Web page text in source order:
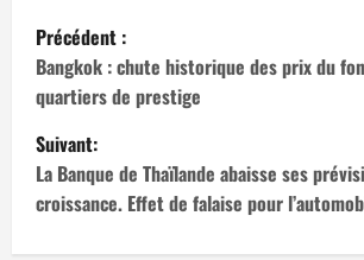
N
a
v
i
g
Précédent :
Bangkok : chute historique des prix du
quartiers de prestige
Suivant:
La Banque de Thaïlande abaisse ses
croissance. Effet de falaise pour